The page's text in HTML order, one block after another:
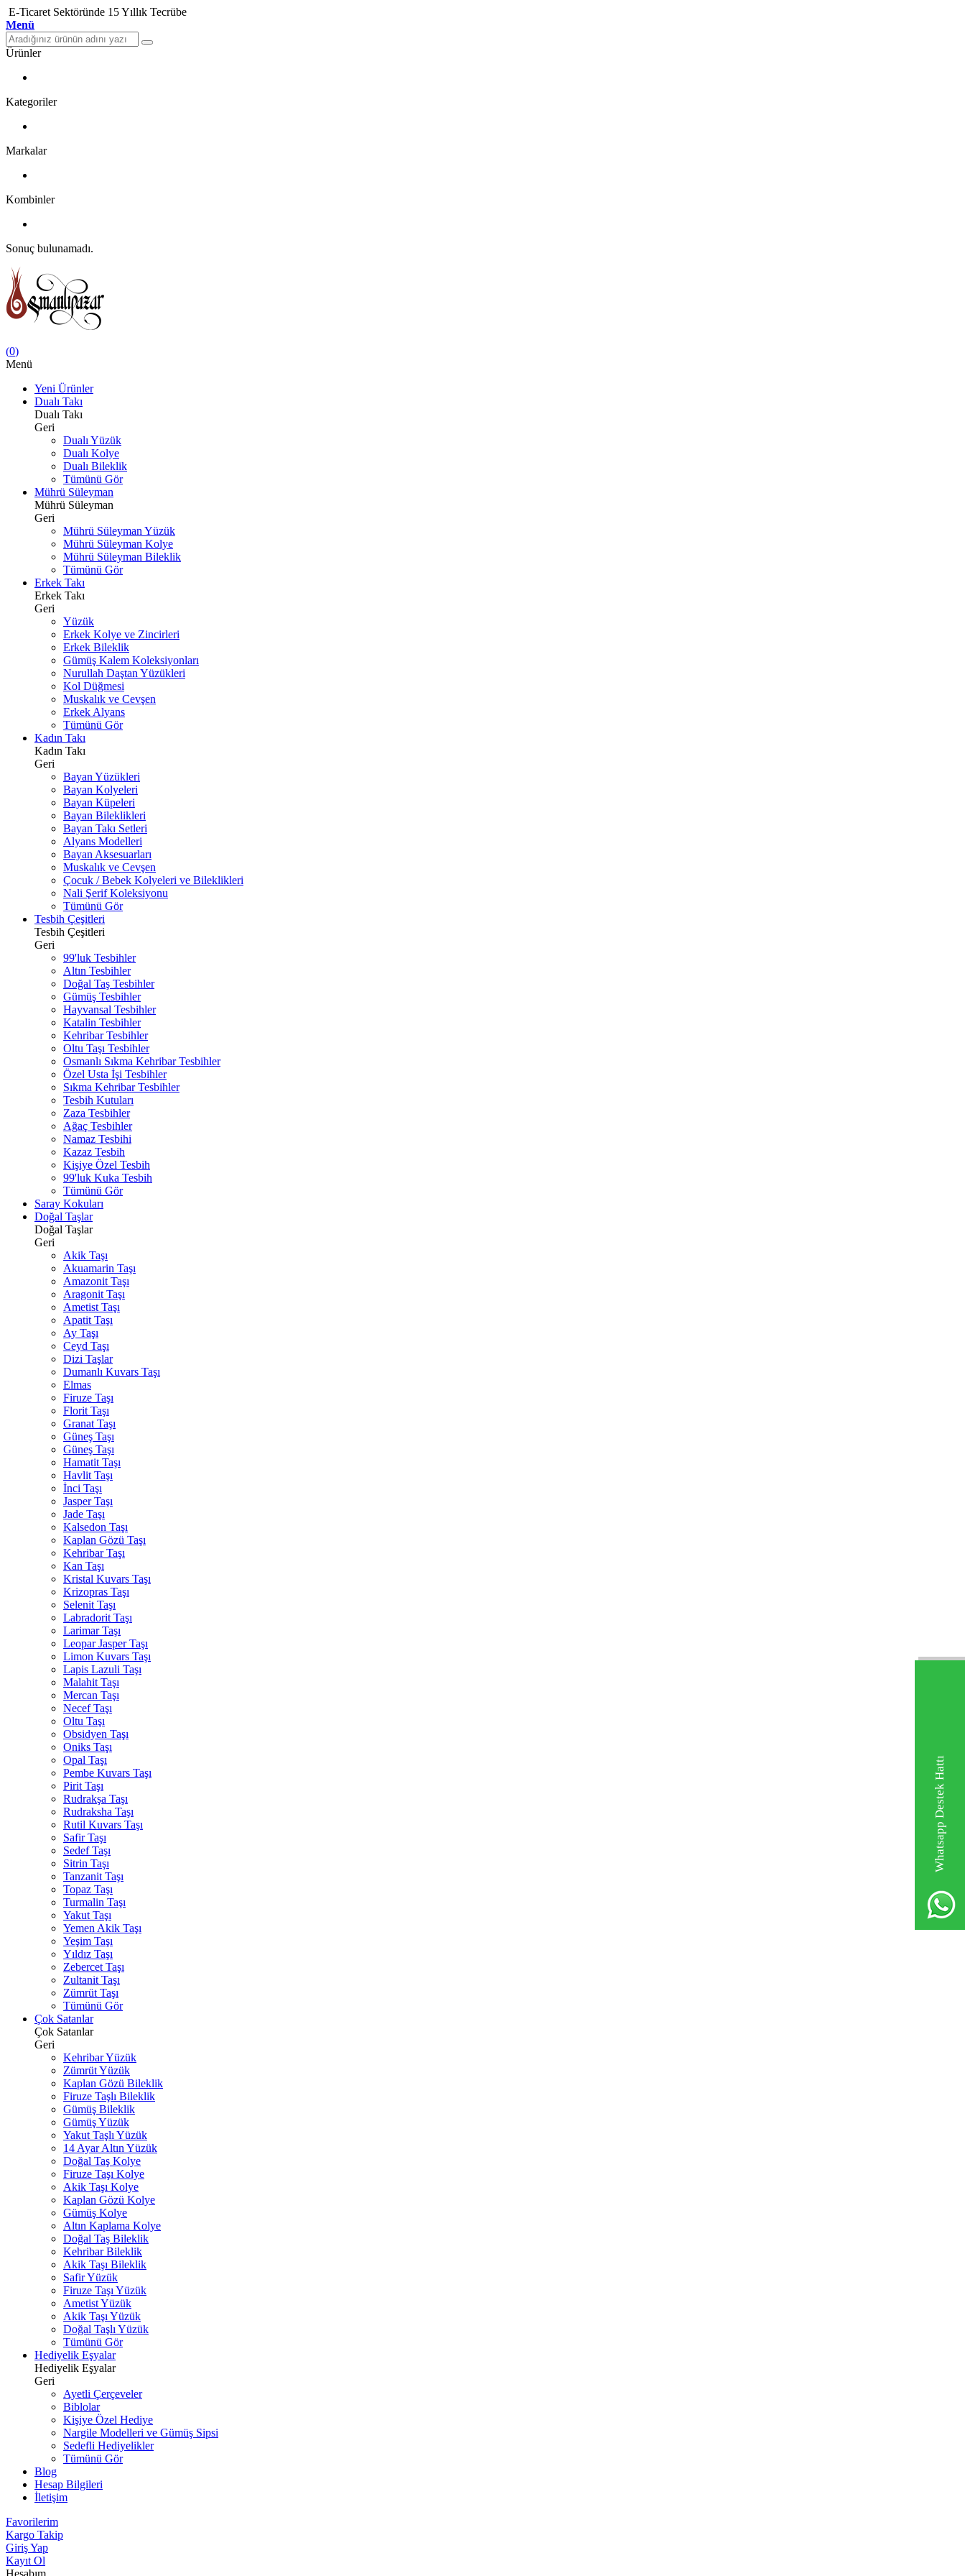
Whatsapp Destek Hattı
E-Ticaret Sektöründe 15 Yıllık Tecrübe
Menü
Ürünler
Kategoriler
Markalar
Kombinler
Sonuç bulunamadı.
(0)
Menü
Yeni Ürünler
Dualı Takı
Dualı Takı
Geri
Dualı Yüzük
Dualı Kolye
Dualı Bileklik
Tümünü Gör
Mührü Süleyman
Mührü Süleyman
Geri
Mührü Süleyman Yüzük
Mührü Süleyman Kolye
Mührü Süleyman Bileklik
Tümünü Gör
Erkek Takı
Erkek Takı
Geri
Yüzük
Erkek Kolye ve Zincirleri
Erkek Bileklik
Gümüş Kalem Koleksiyonları
Nurullah Daştan Yüzükleri
Kol Düğmesi
Muskalık ve Cevşen
Erkek Alyans
Tümünü Gör
Kadın Takı
Kadın Takı
Geri
Bayan Yüzükleri
Bayan Kolyeleri
Bayan Küpeleri
Bayan Bileklikleri
Bayan Takı Setleri
Alyans Modelleri
Bayan Aksesuarları
Muskalık ve Cevşen
Çocuk / Bebek Kolyeleri ve Bileklikleri
Nali Şerif Koleksiyonu
Tümünü Gör
Tesbih Çeşitleri
Tesbih Çeşitleri
Geri
99'luk Tesbihler
Altın Tesbihler
Doğal Taş Tesbihler
Gümüş Tesbihler
Hayvansal Tesbihler
Katalin Tesbihler
Kehribar Tesbihler
Oltu Taşı Tesbihler
Osmanlı Sıkma Kehribar Tesbihler
Özel Usta İşi Tesbihler
Sıkma Kehribar Tesbihler
Tesbih Kutuları
Zaza Tesbihler
Ağaç Tesbihler
Namaz Tesbihi
Kazaz Tesbih
Kişiye Özel Tesbih
99'luk Kuka Tesbih
Tümünü Gör
Saray Kokuları
Doğal Taşlar
Doğal Taşlar
Geri
Akik Taşı
Akuamarin Taşı
Amazonit Taşı
Aragonit Taşı
Ametist Taşı
Apatit Taşı
Ay Taşı
Ceyd Taşı
Dizi Taşlar
Dumanlı Kuvars Taşı
Elmas
Firuze Taşı
Florit Taşı
Granat Taşı
Güneş Taşı
Güneş Taşı
Hamatit Taşı
Havlit Taşı
İnci Taşı
Jasper Taşı
Jade Taşı
Kalsedon Taşı
Kaplan Gözü Taşı
Kehribar Taşı
Kan Taşı
Kristal Kuvars Taşı
Krizopras Taşı
Selenit Taşı
Labradorit Taşı
Larimar Taşı
Leopar Jasper Taşı
Limon Kuvars Taşı
Lapis Lazuli Taşı
Malahit Taşı
Mercan Taşı
Necef Taşı
Oltu Taşı
Obsidyen Taşı
Oniks Taşı
Opal Taşı
Pembe Kuvars Taşı
Pirit Taşı
Rudrakşa Taşı
Rudraksha Taşı
Rutil Kuvars Taşı
Safir Taşı
Sedef Taşı
Sitrin Taşı
Tanzanit Taşı
Topaz Taşı
Turmalin Taşı
Yakut Taşı
Yemen Akik Taşı
Yeşim Taşı
Yıldız Taşı
Zebercet Taşı
Zultanit Taşı
Zümrüt Taşı
Tümünü Gör
Çok Satanlar
Çok Satanlar
Geri
Kehribar Yüzük
Zümrüt Yüzük
Kaplan Gözü Bileklik
Firuze Taşlı Bileklik
Gümüş Bileklik
Gümüş Yüzük
Yakut Taşlı Yüzük
14 Ayar Altın Yüzük
Doğal Taş Kolye
Firuze Taşı Kolye
Akik Taşı Kolye
Kaplan Gözü Kolye
Gümüş Kolye
Altın Kaplama Kolye
Doğal Taş Bileklik
Kehribar Bileklik
Akik Taşı Bileklik
Safir Yüzük
Firuze Taşı Yüzük
Ametist Yüzük
Akik Taşı Yüzük
Doğal Taşlı Yüzük
Tümünü Gör
Hediyelik Eşyalar
Hediyelik Eşyalar
Geri
Ayetli Çerçeveler
Biblolar
Kişiye Özel Hediye
Nargile Modelleri ve Gümüş Sipsi
Sedefli Hediyelikler
Tümünü Gör
Blog
Hesap Bilgileri
İletişim
Favorilerim
Kargo Takip
Giriş Yap
Kayıt Ol
Hesabım